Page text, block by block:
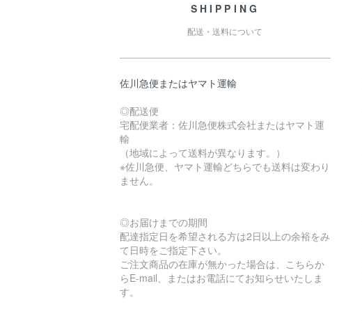
SHIPPING
配送・送料について
佐川急便またはヤマト運輸
◎配送便
宅配便業者：佐川急便株式会社またはヤマト運
輸
（地域によって送料が異なります。）
※佐川急便、ヤマト運輸どちらでも送料は変わり
ません。
◎お届けまでの期間
配達指定日を希望される方は2日以上の余裕をみ
て日時をご指定下さい。
ご注文商品の在庫が無かった場合は、こちらか
らE-mail、またはお電話にてお知らせいたしま
す。